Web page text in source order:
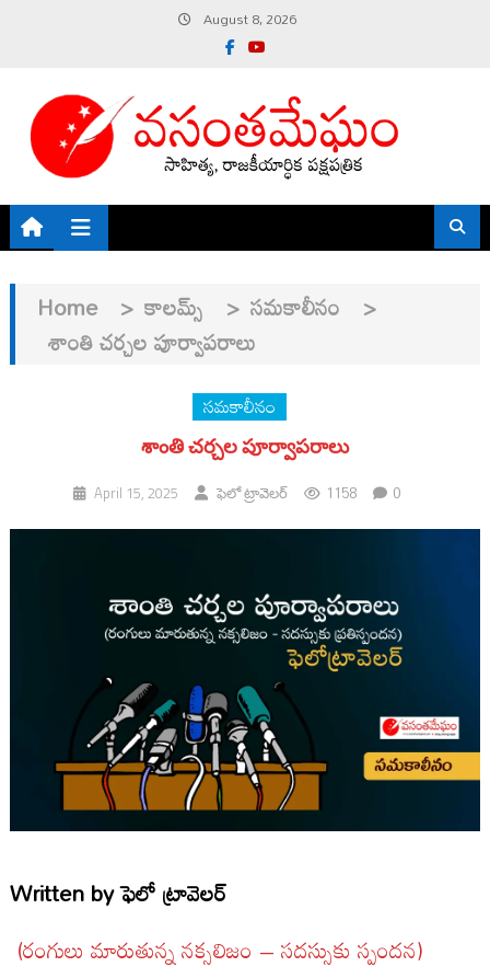
content
August 8, 2026
Home > కాలమ్స్ > సమకాలీనం >
శాంతి చర్చల పూర్వాపరాలు
సమకాలీనం
శాంతి చర్చల పూర్వాపరాలు
April 15, 2025 ఫెలో ట్రావెలర్ 1158 0
Written byఫెలో ట్రావెలర్
(రంగులు మారుతున్న నక్సలిజం – సదస్సుకు స్పందన)